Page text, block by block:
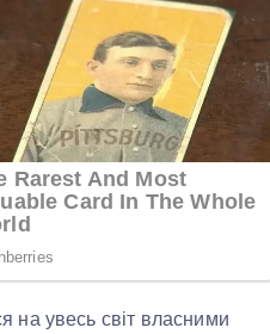
на увесь світ власними